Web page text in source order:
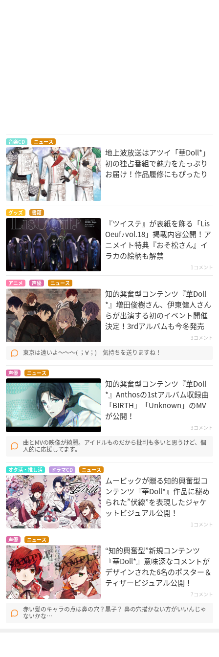
音楽CD ニュース
地上波放送はアツイ「華Doll*」
初の独占番組で魅力をたっぷり
お届け！作品履修にもぴったり
グッズ 書籍
『ツイステ』が表紙を飾る「Lis
Oeuf♪vol.18」掲載内容公開！ア
ニメイト特典『おそ松さん』イ
ラカの絵柄も解禁
1コメント
アニメ 声優 ニュース
知的興奮型コンテンツ『華Doll
*』増田俊樹さん、伊東健人さん
らが出演する初のイベント開催
決定！3rdアルバムも今冬発売
3コメント
東京は遠いよ～～～( ；∀；) 気持ちを送りますね！
声優 ニュース
知的興奮型コンテンツ『華Doll
*』Anthosの1stアルバム収録曲
「BIRTH」「Unknown」のMV
が公開！
3コメント
曲とMVの映像が綺麗。アイドルものだから批判も多いと思うけど、個
人的に応援してます。
オタ活・推し活 ドラマCD ニュース
ムービックが贈る知的興奮型コ
ンテンツ『華Doll*』作品に秘め
られた”伏線”を表現したジャケ
ットビジュアル公開！
1コメント
声優 ニュース
“知的興奮型”新規コンテンツ
『華Doll*』意味深なコメントが
デザインされた6名のポスター＆
ティザービジュアル公開！
7コメント
赤い髪のキャラの点は鼻の穴？黒子？ 鼻の穴描かない方がいいんじゃ
ないかな…